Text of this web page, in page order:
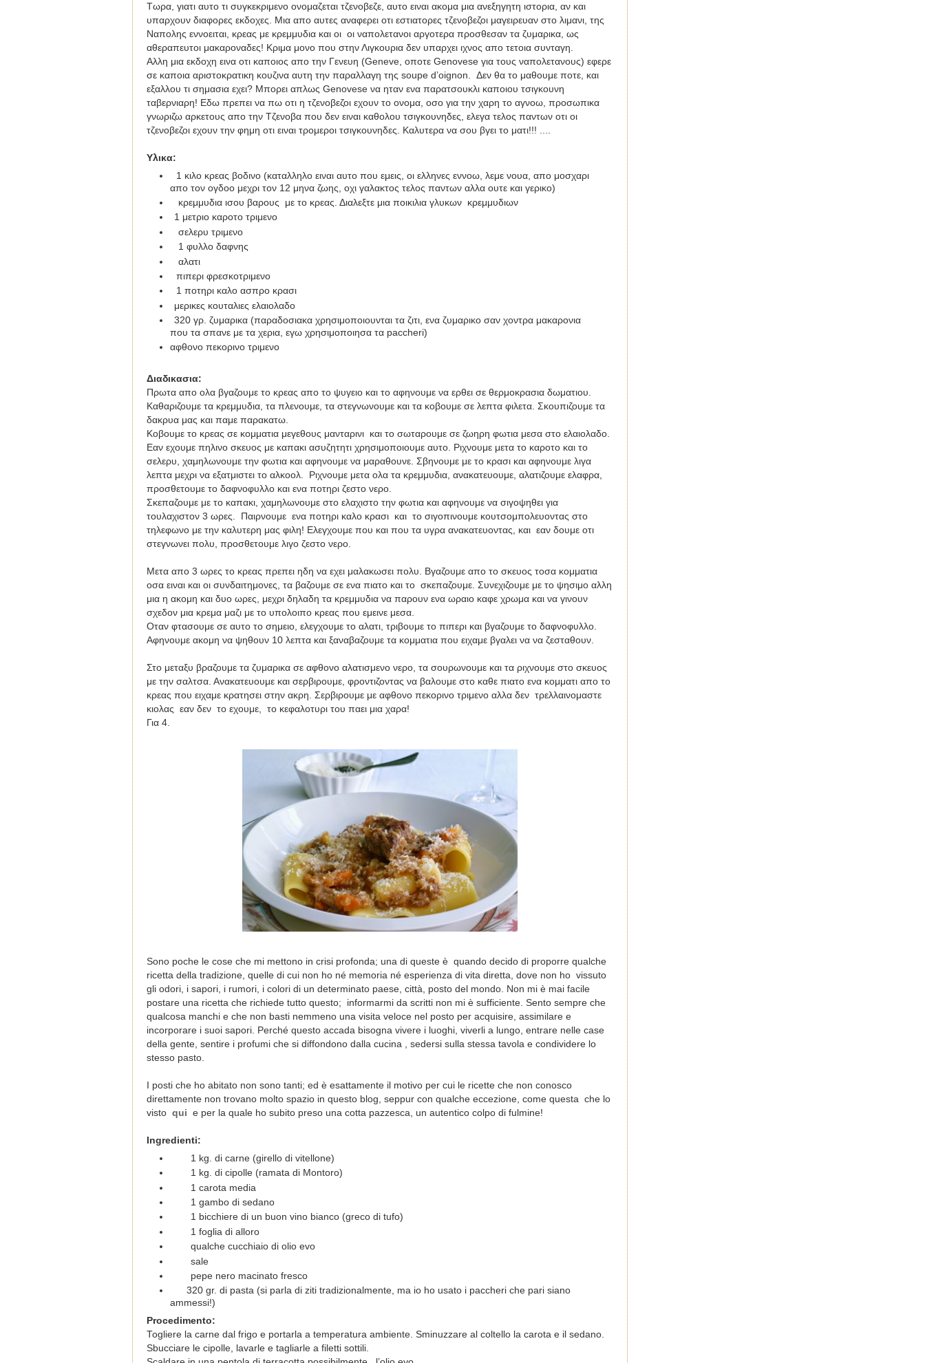
Τωρα, γιατι αυτο τι συγκεκριμενο ονομαζεται τζενοβεζε, αυτο ειναι ακομα μια ανεξηγητη ιστορια, αν και
υπαρχουν διαφορες εκδοχες. Μια απο αυτες αναφερει οτι εστιατορες τζενοβεζοι μαγειρευαν στο λιμανι, της
Ναπολης εννοειται, κρεας με κρεμμυδια και οι οι ναπολετανοι αργοτερα προσθεσαν τα ζυμαρικα, ως
αθεραπευτοι μακαροναδες! Κριμα μονο που στην Λιγκουρια δεν υπαρχει ιχνος απο τετοια συνταγη.
Αλλη μια εκδοχη εινα οτι καποιος απο την Γενευη (Geneve , οποτε Genovese για τους ναπολετανους) εφερε
σε καποια αριστοκρατικη κουζινα αυτη την παραλλαγη της soupe d ’oignon . Δεν θα το μαθουμε ποτε, και
εξαλλου τι σημασια εχει? Μπορει απλως Genovese να ηταν ενα παρατσουκλι καποιου τσιγκουνη
ταβερνιαρη! Εδω πρεπει να πω οτι η τζενοβεζοι εχουν το ονομα, οσο για την χαρη το αγνοω, προσωπικα
γνωριζω αρκετους απο την Τζενοβα που δεν ειναι καθολου τσιγκουνηδες, ελεγα τελος παντων οτι οι
τζενοβεζοι εχουν την φημη οτι ειναι τρομεροι τσιγκουνηδες. Καλυτερα να σου βγει το ματι!!! ....
Υλικα:
1 κιλο κρεας βοδινο (καταλληλο ειναι αυτο που εμεις, οι ελληνες εννοω, λεμε νουα, απο μοσχαρι
απο τον ογδοο μεχρι τον 12 μηνα ζωης, οχι γαλακτος τελος παντων αλλα ουτε και γερικο)
κρεμμυδια ισου βαρους με το κρεας. Διαλεξτε μια ποικιλια γλυκων κρεμμυδιων
1 μετριο καροτο τριμενο
σελερυ τριμενο
1 φυλλο δαφνης
αλατι
πιπερι φρεσκοτριμενο
1 ποτηρι καλο ασπρο κρασι
μερικες κουταλιες ελαιολαδο
320 γρ. ζυμαρικα (παραδοσιακα χρησιμοποιουνται τα ζιτι, ενα ζυμαρικο σαν χοντρα μακαρονια
που τα σπανε με τα χερια, εγω χρησιμοποιησα τα paccheri)
αφθονο πεκορινο τριμενο
Διαδικασια:
Πρωτα απο ολα βγαζουμε το κρεας απο το ψυγειο και το αφηνουμε να ερθει σε θερμοκρασια δωματιου.
Καθαριζουμε τα κρεμμυδια, τα πλενουμε, τα στεγνωνουμε και τα κοβουμε σε λεπτα φιλετα. Σκουπιζουμε τα
δακρυα μας και παμε παρακατω.
Κοβουμε το κρεας σε κομματια μεγεθους μανταρινι και το σωταρουμε σε ζωηρη φωτια μεσα στο ελαιολαδο.
Εαν εχουμε πηλινο σκευος με καπακι ασυζητητι χρησιμοποιουμε αυτο. Ριχνουμε μετα το καροτο και το
σελερυ, χαμηλωνουμε την φωτια και αφηνουμε να μαραθουνε. Σβηνουμε με το κρασι και αφηνουμε λιγα
λεπτα μεχρι να εξατμιστει το αλκοολ. Ριχνουμε μετα ολα τα κρεμμυδια, ανακατευουμε, αλατιζουμε ελαφρα,
προσθετουμε το δαφνοφυλλο και ενα ποτηρι ζεστο νερο.
Σκεπαζουμε με το καπακι, χαμηλωνουμε στο ελαχιστο την φωτια και αφηνουμε να σιγοψηθει για
τουλαχιστον 3 ωρες. Παιρνουμε ενα ποτηρι καλο κρασι και το σιγοπινουμε κουτσομπολευοντας στο
τηλεφωνο με την καλυτερη μας φιλη! Ελεγχουμε που και που τα υγρα ανακατευοντας, και εαν δουμε οτι
στεγνωνει πολυ, προσθετουμε λιγο ζεστο νερο.
Μετα απο 3 ωρες το κρεας πρεπει ηδη να εχει μαλακωσει πολυ. Βγαζουμε απο το σκευος τοσα κομματια
οσα ειναι και οι συνδαιτημονες, τα βαζουμε σε ενα πιατο και το σκεπαζουμε. Συνεχιζουμε με το ψησιμο αλλη
μια η ακομη και δυο ωρες, μεχρι δηλαδη τα κρεμμυδια να παρουν ενα ωραιο καφε χρωμα και να γινουν
σχεδον μια κρεμα μαζι με το υπολοιπο κρεας που εμεινε μεσα.
Οταν φτασουμε σε αυτο το σημειο, ελεγχουμε το αλατι, τριβουμε το πιπερι και βγαζουμε το δαφνοφυλλο.
Αφηνουμε ακομη να ψηθουν 10 λεπτα και ξαναβαζουμε τα κομματια που ειχαμε βγαλει να να ζεσταθουν.
Στο μεταξυ βραζουμε τα ζυμαρικα σε αφθονο αλατισμενο νερο, τα σουρωνουμε και τα ριχνουμε στο σκευος
με την σαλτσα. Ανακατευουμε και σερβιρουμε, φροντιζοντας να βαλουμε στο καθε πιατο ενα κομματι απο το
κρεας που ειχαμε κρατησει στην ακρη. Σερβιρουμε με αφθονο πεκορινο τριμενο αλλα δεν τρελλαινομαστε
κιολας εαν δεν το εχουμε, το κεφαλοτυρι του παει μια χαρα!
Για 4.
Sono poche le cose che mi mettono in crisi profonda; una di queste è quando decido di proporre qualche
ricetta della tradizione, quelle di cui non ho né memoria né esperienza di vita diretta, dove non ho vissuto
gli odori, i sapori, i rumori, i colori di un determinato paese, città, posto del mondo. Non mi è mai facile
postare una ricetta che richiede tutto questo; informarmi da scritti non mi è sufficiente. Sento sempre che
qualcosa manchi e che non basti nemmeno una visita veloce nel posto per acquisire, assimilare e
incorporare i suoi sapori. Perché questo accada bisogna vivere i luoghi, viverli a lungo, entrare nelle case
della gente, sentire i profumi che si diffondono dalla cucina , sedersi sulla stessa tavola e condividere lo
stesso pasto.
I posti che ho abitato non sono tanti; ed è esattamente il motivo per cui le ricette che non conosco
direttamente non trovano molto spazio in questo blog, seppur con qualche eccezione, come questa che lo
visto qui e per la quale ho subito preso una cotta pazzesca, un autentico colpo di fulmine!
Ingredienti:
1 kg. di carne (girello di vitellone)
1 kg. di cipolle (ramata di Montoro)
1 carota media
1 gambo di sedano
1 bicchiere di un buon vino bianco (greco di tufo)
1 foglia di alloro
qualche cucchiaio di olio evo
sale
pepe nero macinato fresco
320 gr. di pasta (si parla di ziti tradizionalmente, ma io ho usato i paccheri che pari siano
ammessi!)
Procedimento:
Togliere la carne dal frigo e portarla a temperatura ambiente. Sminuzzare al coltello la carota e il sedano.
Sbucciare le cipolle, lavarle e tagliarle a filetti sottili.